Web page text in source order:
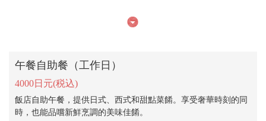
午餐自助餐（工作日）
4000日元(税込)
飯店自助午餐，提供日式、西式和甜點菜餚。享受奢華時刻的同
時，也能品嚐新鮮烹調的美味佳餚。